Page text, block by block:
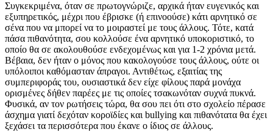
Συγκεκριμένα, όταν σε πρωτογνώριζε, αρχικά ήταν ευγενικός και
εξυπηρετικός, μέχρι που έβρισκε (ή επινοούσε) κάτι αρνητικό σε
σένα που να μπορεί να το μοιραστεί με τους άλλους. Τότε, κατά
πάσα πιθανότητα, σου κολλούσε ένα αρνητικό υποκοριστικό, το
οποίο θα σε ακολουθούσε ενδεχομένως και για 1-2 χρόνια μετά.
Βέβαια, δεν ήταν ο μόνος που κακολογούσε τους άλλους, ούτε οι
υπόλοιποι καθόμασταν άπραγοι. Αντιθέτως, εξαιτίας της
συμπεριφοράς του, ουσιαστικά δεν είχε φίλους παρά μονάχα
ορισμένες δήθεν παρέες με τις οποίες τσακωνόταν συχνά πυκνά.
Φυσικά, αν τον ρωτήσεις τώρα, θα σου πει ότι στο σχολείο πέρασε
άσχημα γιατί δεχόταν κοροϊδίες και bullying και πιθανότατα θα έχει
ξεχάσει τα περισσότερα που έκανε ο ίδιος σε άλλους.